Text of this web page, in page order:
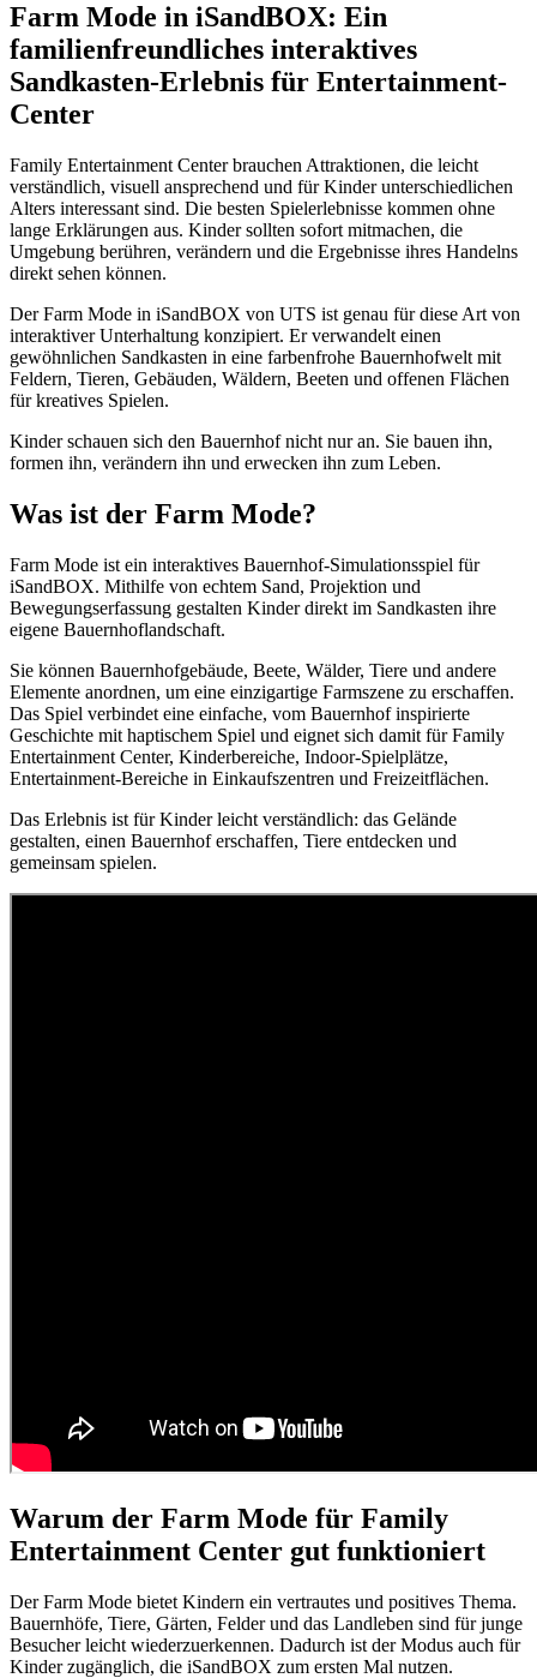
Farm Mode in iSandBOX: Ein
familienfreundliches interaktives
Sandkasten-Erlebnis für Entertainment-
Center
Family Entertainment Center brauchen Attraktionen, die leicht
verständlich, visuell ansprechend und für Kinder unterschiedlichen
Alters interessant sind. Die besten Spielerlebnisse kommen ohne
lange Erklärungen aus. Kinder sollten sofort mitmachen, die
Umgebung berühren, verändern und die Ergebnisse ihres Handelns
direkt sehen können.
Der Farm Mode in iSandBOX von UTS ist genau für diese Art von
interaktiver Unterhaltung konzipiert. Er verwandelt einen
gewöhnlichen Sandkasten in eine farbenfrohe Bauernhofwelt mit
Feldern, Tieren, Gebäuden, Wäldern, Beeten und offenen Flächen
für kreatives Spielen.
Kinder schauen sich den Bauernhof nicht nur an. Sie bauen ihn,
formen ihn, verändern ihn und erwecken ihn zum Leben.
Was ist der Farm Mode?
Farm Mode ist ein interaktives Bauernhof-Simulationsspiel für
iSandBOX. Mithilfe von echtem Sand, Projektion und
Bewegungserfassung gestalten Kinder direkt im Sandkasten ihre
eigene Bauernhoflandschaft.
Sie können Bauernhofgebäude, Beete, Wälder, Tiere und andere
Elemente anordnen, um eine einzigartige Farmszene zu erschaffen.
Das Spiel verbindet eine einfache, vom Bauernhof inspirierte
Geschichte mit haptischem Spiel und eignet sich damit für Family
Entertainment Center, Kinderbereiche, Indoor-Spielplätze,
Entertainment-Bereiche in Einkaufszentren und Freizeitflächen.
Das Erlebnis ist für Kinder leicht verständlich: das Gelände
gestalten, einen Bauernhof erschaffen, Tiere entdecken und
gemeinsam spielen.
Warum der Farm Mode für Family
Entertainment Center gut funktioniert
Der Farm Mode bietet Kindern ein vertrautes und positives Thema.
Bauernhöfe, Tiere, Gärten, Felder und das Landleben sind für junge
Besucher leicht wiederzuerkennen. Dadurch ist der Modus auch für
Kinder zugänglich, die iSandBOX zum ersten Mal nutzen.